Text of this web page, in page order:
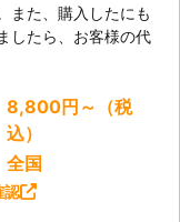
また、購入したにも
したら、お客様の代
8,800円～（税
込）
全国
認